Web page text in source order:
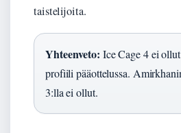
taistelijoita.
Yhteenveto: Ice Cage 4 ei
profiili pääottelussa.
3:lla ei ollut.